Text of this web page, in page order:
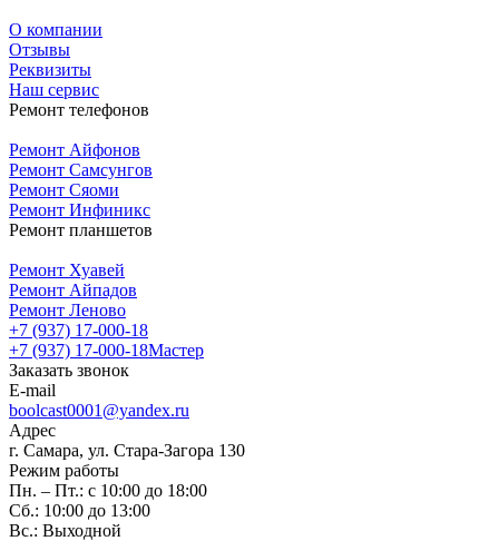
О компании
Отзывы
Реквизиты
Наш сервис
Ремонт телефонов
Ремонт Айфонов
Ремонт Самсунгов
Ремонт Сяоми
Ремонт Инфиникс
Ремонт планшетов
Ремонт Хуавей
Ремонт Айпадов
Ремонт Леново
+7 (937) 17-000-18
+7 (937) 17-000-18Мастер
Заказать звонок
E-mail
boolcast0001@yandex.ru
Адрес
г. Самара, ул. Стара-Загора 130
Режим работы
Пн. – Пт.: с 10:00 до 18:00
Сб.: 10:00 до 13:00
Вс.: Выходной